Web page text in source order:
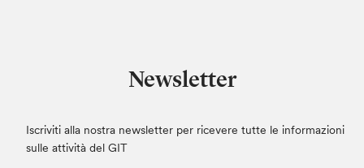
Regolamento (UE) 2016/679, avverrà in modo
da garantire la sicurezza e la riservatezza e
elettronici. I dati che comunicherai saranno
conservati non oltre il tempo strettamente
necessario per dare seguito alla tua istanza.
Newsletter
Iscriviti alla nostra newsletter per ricevere tutte le informazioni
sulle attività del GIT